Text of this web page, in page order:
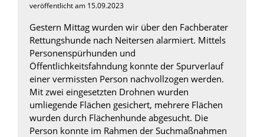
veröffentlicht am 15.09.2023
Gestern Mittag wurden wir über den Fachberater
Rettungshunde nach Neitersen alarmiert. Mittels
Personenspürhunden und
Öffentlichkeitsfahndung konnte der Spurverlauf
einer vermissten Person nachvollzogen werden.
Mit zwei eingesetzten Drohnen wurden
umliegende Flächen gesichert, mehrere Flächen
wurden durch Flächenhunde abgesucht. Die
Person konnte im Rahmen der Suchmaßnahmen